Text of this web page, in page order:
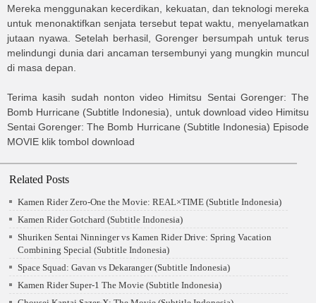
Mereka menggunakan kecerdikan, kekuatan, dan teknologi mereka
untuk menonaktifkan senjata tersebut tepat waktu, menyelamatkan
jutaan nyawa. Setelah berhasil, Gorenger bersumpah untuk terus
melindungi dunia dari ancaman tersembunyi yang mungkin muncul
di masa depan.
Terima kasih sudah nonton video Himitsu Sentai Gorenger: The
Bomb Hurricane (Subtitle Indonesia) , untuk download video Himitsu
Sentai Gorenger: The Bomb Hurricane (Subtitle Indonesia) Episode
MOVIE klik tombol download
Related Posts
Kamen Rider Zero-One the Movie: REAL×TIME (Subtitle Indonesia)
Kamen Rider Gotchard (Subtitle Indonesia)
Shuriken Sentai Ninninger vs Kamen Rider Drive: Spring Vacation
Combining Special (Subtitle Indonesia)
Space Squad: Gavan vs Dekaranger (Subtitle Indonesia)
Kamen Rider Super-1 The Movie (Subtitle Indonesia)